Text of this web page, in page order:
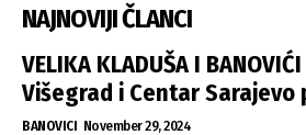
NAJNOVIJI ČLANCI
VELIKA KLADUŠA I BANOVIĆI
Višegrad i Centar Sarajevo
BANOVICI November 29, 2024